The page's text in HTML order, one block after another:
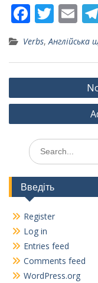
F
ac
e
b
o
k
T
w
itt
er
E
ai
l
Verbs,Англійська
Post
navigation
Search
for:
Введіть
Register
Log in
Entries feed
Comments feed
WordPress.org